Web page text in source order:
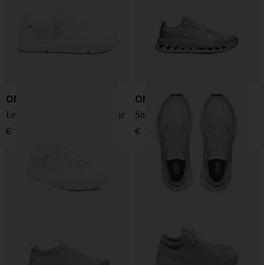
ON
Le sneakers Roger Advantage
€ 160,00
ON
Sneakers Cloudtilt Remix
€ 170,00